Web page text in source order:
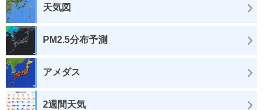
天気図
PM2.5分布予測
アメダス
2週間天気